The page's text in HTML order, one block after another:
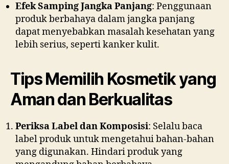
Efek Samping Jangka Panjang: Penggunaan
produk berbahaya dalam jangka panjang
dapat menyebabkan masalah kesehatan yang
lebih serius, seperti kanker kulit.
Tips Memilih Kosmetik yang
Aman dan Berkualitas
Periksa Label dan Komposisi: Selalu baca
label produk untuk mengetahui bahan-bahan
yang digunakan. Hindari produk yang